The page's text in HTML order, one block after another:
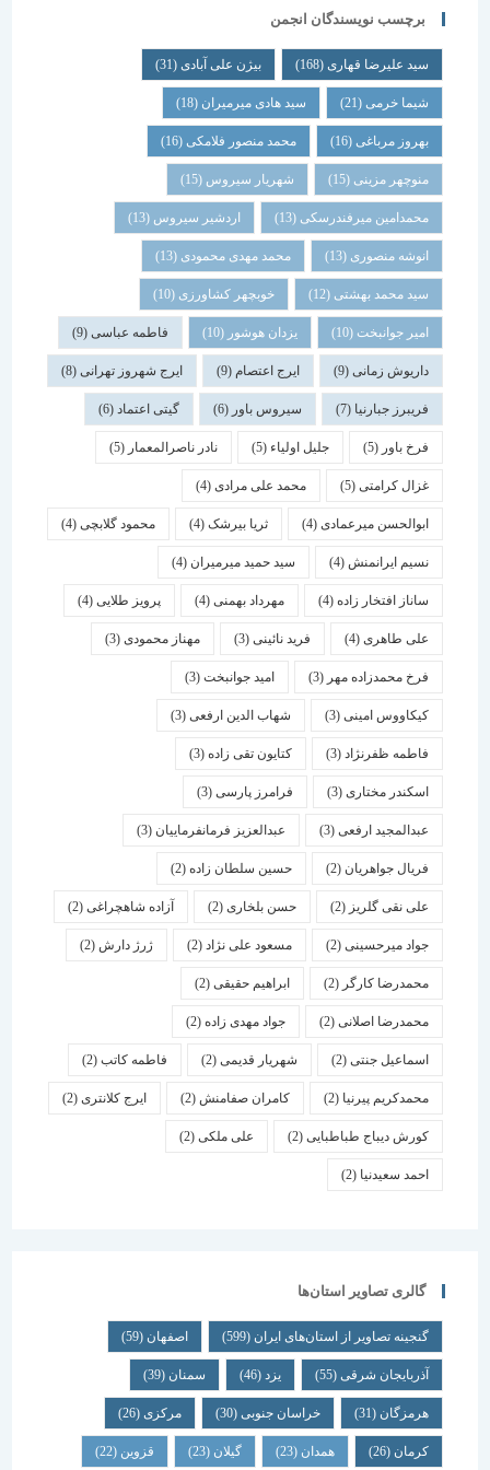
برچسب نویسندگان انجمن
سید علیرضا قهاری(168) بیژن علی آبادی(31)
شیما خرمی(21) سید هادی میرمیران(18)
بهروز مرباغی (16) محمد منصور فلامکی (16)
منوچهر مزینی(15) شهریار سیروس(15)
محمدامین میرفندرسکی(13) اردشیر سیروس(13)
انوشه منصوری(13) محمد مهدی محمودی(13)
سید محمد بهشتی(12) خوبچهر کشاورزی(10)
امیر جوانبخت(10) یزدان هوشور(10) فاطمه عباسی(9)
داریوش زمانی(9) ایرج اعتصام(9) ایرج شهروز تهرانی(8)
فریبرز جبارنیا(7) سیروس باور(6) گیتی اعتماد(6)
فرخ باور(5) جلیل اولیاء(5) نادر ناصرالمعمار (5)
غزال کرامتی (5) محمد علی مرادی(4)
ابوالحسن میرعمادی(4) ثریا بیرشک(4) محمود گلابچی(4)
نسیم ایرانمنش(4) سید حمید میرمیران(4)
ساناز افتخار زاده(4) مهرداد بهمنی(4) پرویز طلایی(4)
علی طاهری(4) فرید نائینی(3) مهناز محمودی(3)
فرخ محمدزاده مهر(3) امید جوانبخت(3)
کیکاووس امینی(3) شهاب الدین ارفعی(3)
فاطمه ظفرنژاد(3) کتایون تقی زاده(3)
اسكندر مختاری (3) فرامرز پارسی(3)
عبدالمجید ارفعی(3) عبدالعزیز فرمانفرماییان(3)
فریال جواهریان(2) حسین سلطان زاده(2)
علی نقی گلریز(2) حسن بلخاری(2) آزاده شاهچراغی(2)
جواد میرحسینی (2) مسعود علی نژاد(2) ژرژ دارش (2)
محمدرضا کارگر(2) ابراهیم حقیقی(2)
محمدرضا اصلانی(2) جواد مهدی زاده(2)
اسماعیل جنتی(2) شهریار قدیمی(2) فاطمه کاتب(2)
محمدکریم پیرنیا (2) کامران صفامنش(2) ایرج کلانتری (2)
کورش دیباج طباطبایی(2) علی ملکی(2)
احمد سعیدنیا (2)
گالری تصاویر استان‌ها
گنجینه تصاویر از استان‌های ایران(599) اصفهان (59)
آذربایجان شرقی(55) یزد سمنان (39)
هرمزگان(31) خراسان جنوبی(30) مرکزی (26)
همدان گیلان قزوین